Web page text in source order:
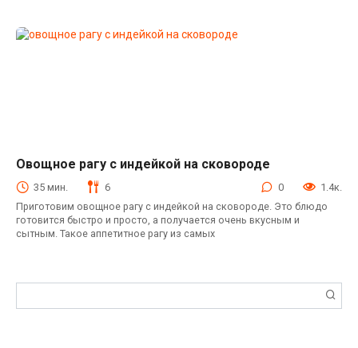
Блюда из индейки
Овощное рагу с индейкой на сковороде
35 мин. 6 0
1.4к.
Приготовим овощное рагу с индейкой на сковороде. Это блюдо
готовится быстро и просто, а получается очень вкусным и
сытным. Такое аппетитное рагу из самых